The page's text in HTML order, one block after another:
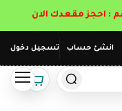
انشئ حساب تسجيل دخول